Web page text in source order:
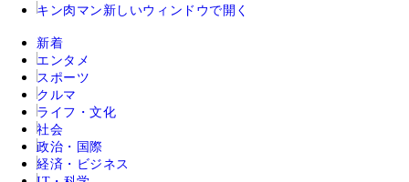
キン肉マン 新しいウィンドウで開く
新着
エンタメ
スポーツ
クルマ
ライフ・文化
社会
政治・国際
経済・ビジネス